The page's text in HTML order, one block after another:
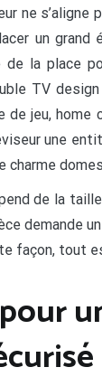
ne s’aligne
un grand
de la place
TV
jeu, home
une
charme
de la
demande
façon, tout